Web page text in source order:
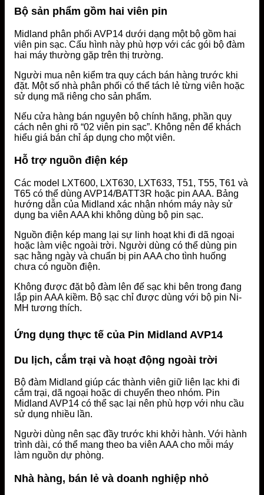
Bộ sản phẩm gồm hai viên pin
Midland phân phối AVP14 dưới dạng một bộ gồm hai
viên pin sạc. Cấu hình này phù hợp với các gói bộ đàm
hai máy thường gặp trên thị trường.
Người mua nên kiểm tra quy cách bán hàng trước khi
đặt. Một số nhà phân phối có thể tách lẻ từng viên hoặc
sử dụng mã riêng cho sản phẩm.
Nếu cửa hàng bán nguyên bộ chính hãng, phần quy
cách nên ghi rõ “02 viên pin sạc”. Không nên để khách
hiểu giá bán chỉ áp dụng cho một viên.
Hỗ trợ nguồn điện kép
Các model LXT600, LXT630, LXT633, T51, T55, T61 và
T65 có thể dùng AVP14/BATT3R hoặc pin AAA. Bảng
hướng dẫn của Midland xác nhận nhóm máy này sử
dụng ba viên AAA khi không dùng bộ pin sạc.
Nguồn điện kép mang lại sự linh hoạt khi đi dã ngoại
hoặc làm việc ngoài trời. Người dùng có thể dùng pin
sạc hằng ngày và chuẩn bị pin AAA cho tình huống
chưa có nguồn điện.
Không được đặt bộ đàm lên đế sạc khi bên trong đang
lắp pin AAA kiềm. Bộ sạc chỉ được dùng với bộ pin Ni-
MH tương thích.
Ứng dụng thực tế của Pin Midland AVP14
Du lịch, cắm trại và hoạt động ngoài trời
Bộ đàm Midland giúp các thành viên giữ liên lạc khi đi
cắm trại, dã ngoại hoặc di chuyển theo nhóm. Pin
Midland AVP14 có thể sạc lại nên phù hợp với nhu cầu
sử dụng nhiều lần.
Người dùng nên sạc đầy trước khi khởi hành. Với hành
trình dài, có thể mang theo ba viên AAA cho mỗi máy
làm nguồn dự phòng.
Nhà hàng, bán lẻ và doanh nghiệp nhỏ